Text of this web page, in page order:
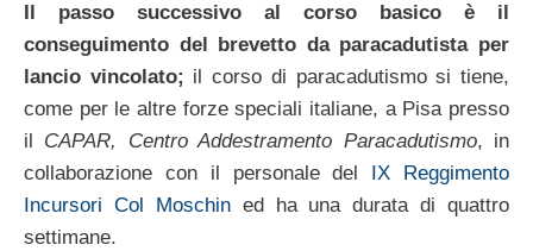
Il passo successivo al corso basico è il
conseguimento del brevetto da paracadutista per
lancio vincolato; il corso di paracadutismo si tiene,
come per le altre forze speciali italiane, a Pisa presso
il CAPAR, Centro Addestramento Paracadutismo, in
collaborazione con il personale del
IX Reggimento
Incursori Col Moschined ha una durata di quattro
settimane.